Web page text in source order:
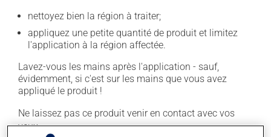
nettoyez bien la région à traiter;
appliquez une petite quantité de produit et limitez
l'application à la région affectée.
Lavez-vous les mains après l'application - sauf,
évidemment, si c'est sur les mains que vous avez
appliqué le produit !
Ne laissez pas ce produit venir en contact avec vos
yeux.